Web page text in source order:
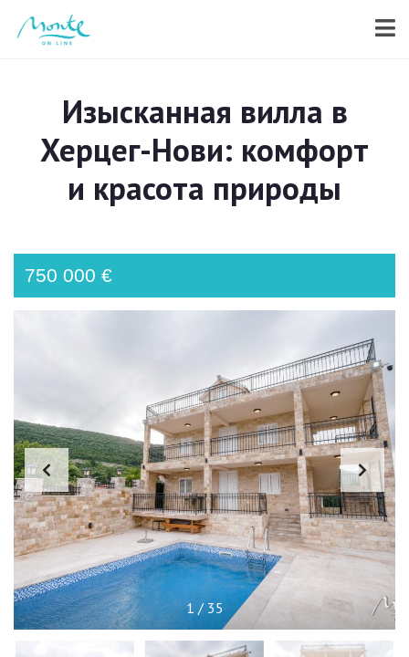
Изысканная вилла в
Херцег-Нови: комфорт
и красота природы
750 000 €
1 / 35